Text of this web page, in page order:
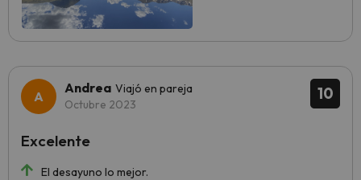
10
Andrea Viajó en pareja
Octubre 2023
El desayuno lo mejor.
Excelente